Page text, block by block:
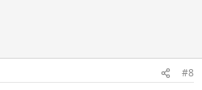
#8